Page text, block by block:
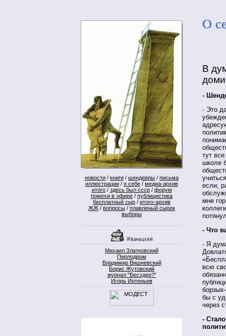
новости / книги / шендевры / письма
иллюстрации / о себе / медиа-архив
итого/ здесь был ссср/ форум
помехи в эфире / публицистика
бесплатный сыр / итого-архив
ЖЖ / вопросы / плавленый сырок
выборы
Михаил Златковский
Перлодром
Владимир Вишневский
Борис Жутовский
журнал "Бесэдер?"
Игорь Иртеньев
О
В
-
- Это
тут
школе
если,
мне
- Что
- Я
всю
бы с
через
-